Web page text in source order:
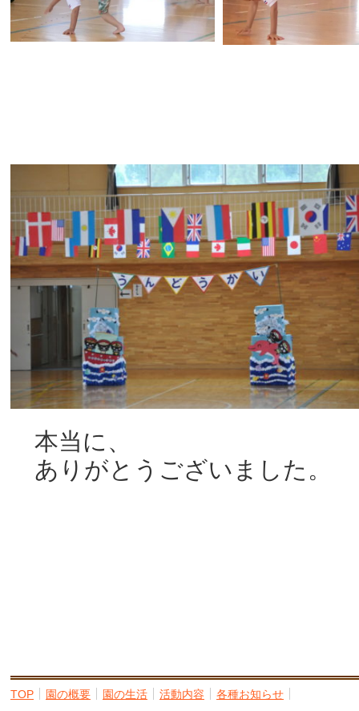
本当に、
ありがとうございました。
TOP 園の概要 園の生活 活動内容 各種お知らせ